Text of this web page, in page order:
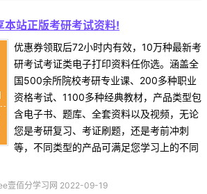
站正版考研考试资料!
优惠券领取后72小时内有效，10万种最新考
研考试考证类电子打印资料任你选。涵盖全
国500余所院校考研专业课、200多种职业
资格考试、1100多种经典教材，产品类型包
含电子书、题库、全套资料以及视频，无论
您是考研复习、考证刷题，还是考前冲刺
等，不同类型的产品可满足您学习上的不同
壹佰分学习网 2022-09-19